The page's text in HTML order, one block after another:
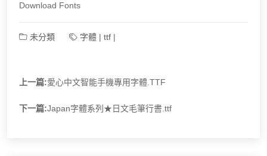
Download Fonts
未分類 字體 | ttf |
上一篇:愛心中文智能手機專用字體.TTF
下一篇:Japan字體系列★日文毛筆行書.ttf